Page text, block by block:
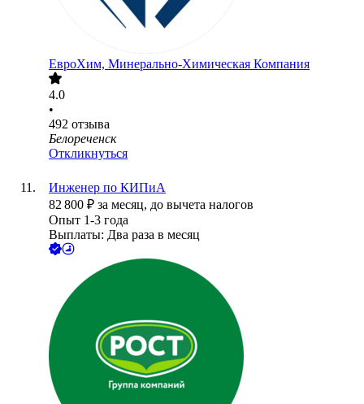
ЕвроХим, Минерально-Химическая Компания
4.0
•
492 отзыва
Белореченск
Откликнуться
Инженер по КИПиА
82 800 ₽ за месяц, до вычета налогов
Опыт 1-3 года
Выплаты: Два раза в месяц